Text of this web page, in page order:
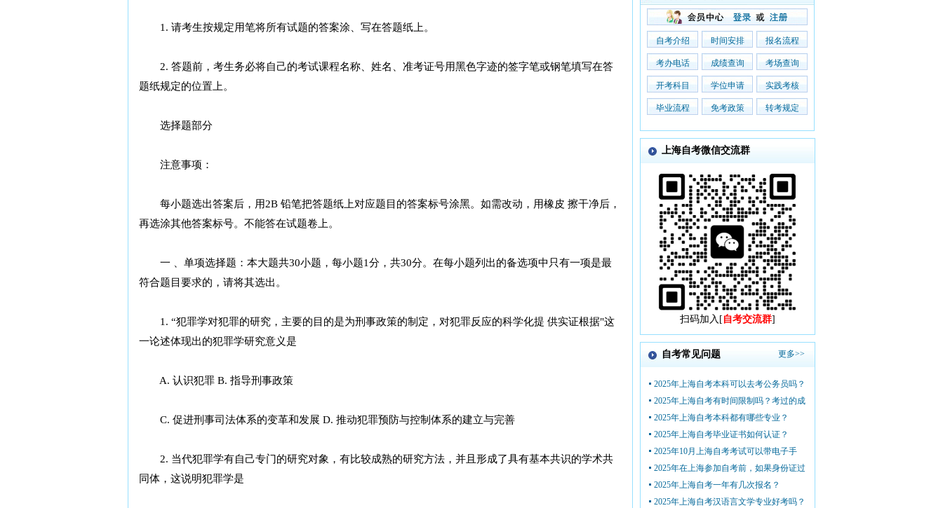
1. 请考生按规定用笔将所有试题的答案涂、写在答题纸上。
2. 答题前，考生务必将自己的考试课程名称、姓名、准考证号用黑色字迹的签字笔或钢笔填写在答
题纸规定的位置上。
选择题部分
注意事项：
每小题选出答案后，用2B 铅笔把答题纸上对应题目的答案标号涂黑。如需改动，用橡皮 擦干净后，
再选涂其他答案标号。不能答在试题卷上。
一 、单项选择题：本大题共30小题，每小题1分，共30分。在每小题列出的备选项中只有一项是最
符合题目要求的，请将其选出。
1. “犯罪学对犯罪的研究，主要的目的是为刑事政策的制定，对犯罪反应的科学化提 供实证根据"这
一论述体现出的犯罪学研究意义是
A. 认识犯罪 B. 指导刑事政策
C. 促进刑事司法体系的变革和发展 D. 推动犯罪预防与控制体系的建立与完善
2. 当代犯罪学有自己专门的研究对象，有比较成熟的研究方法，并且形成了具有基本共识的学术共
同体，这说明犯罪学是
自考介绍 时间安排 报名流程
考办电话 成绩查询 考场查询
开考科目 学位申请 实践考核
毕业流程 免考政策 转考规定
上海自考微信交流群
扫码加入[ 自考交流群]
自考常见问题 更多>>
2025年上海自考本科可以去考公务员吗？
2025年上海自考有时间限制吗？考过的成
2025年上海自考本科都有哪些专业？
2025年上海自考毕业证书如何认证？
2025年10月上海自考考试可以带电子手
2025年在上海参加自考前，如果身份证过
2025年上海自考一年有几次报名？
2025年上海自考汉语言文学专业好考吗？